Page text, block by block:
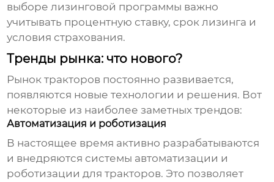
выборе лизинговой программы важно
учитывать процентную ставку, срок лизинга и
условия страхования.
Тренды рынка: что нового?
Рынок тракторов постоянно развивается,
появляются новые технологии и решения. Вот
некоторые из наиболее заметных трендов:
Автоматизация и роботизация
В настоящее время активно разрабатываются
и внедряются системы автоматизации и
роботизации для тракторов. Это позволяет